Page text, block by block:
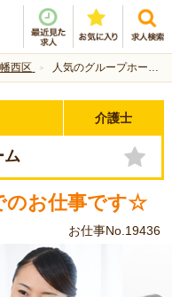
西区 人気のグループホームでのお仕事です☆
介護士
ム
のお仕事です☆
お仕事No.19436